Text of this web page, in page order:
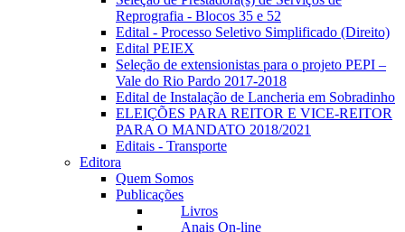
Reprografia - Blocos 35 e 52
Edital - Processo Seletivo Simplificado (Direito)
Edital PEIEX
Seleção de extensionistas para o projeto PEPI –
Vale do Rio Pardo 2017-2018
Edital de Instalação de Lancheria em Sobradinho
ELEIÇÕES PARA REITOR E VICE-REITOR
PARA O MANDATO 2018/2021
Editais - Transporte
Editora
Quem Somos
Publicações
Livros
Anais On-line